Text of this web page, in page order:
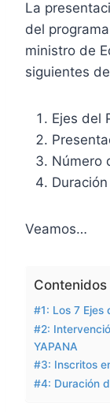
La
del
ministro de
siguientes
Ejes del
Número
Veamos…
Contenidos
#1: Los 7 Ejes
#2:
YAPANA
#3: Inscritos
#4: Duración